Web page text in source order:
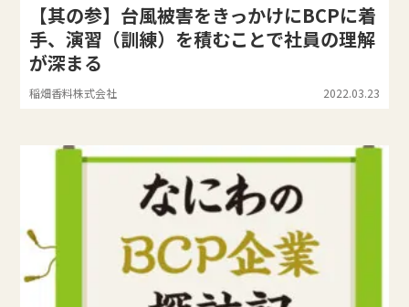
【其の参】台風被害をきっかけにBCPに着
手、演習（訓練）を積むことで社員の理解
が深まる
稲畑香料株式会社 2022.03.23